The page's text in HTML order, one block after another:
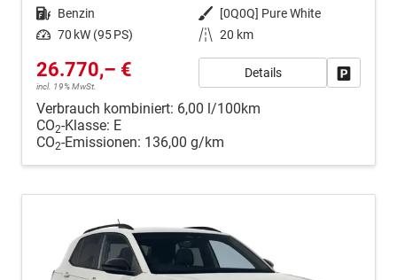
Kraftstoff Benzin Außenfarbe
[0Q0Q] Pure White
Leistung 70 kW (95 PS) Kilometerstand 20 km
26.770,– €
incl. 19% MwSt.
Details
Verbrauch kombiniert: 6,00 l/100km
CO2-Klasse: E
CO2-Emissionen: 136,00 g/km